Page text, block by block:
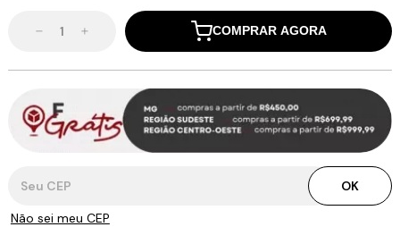
COMPRAR AGORA
OK
Não sei meu CEP